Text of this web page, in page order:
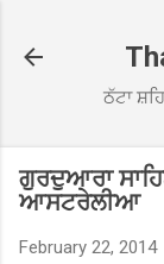
ਠੱਟਾ
ਗੁਰਦੁਆਰਾ
ਆਸਟਰੇਲੀਆ
February 22, 2014